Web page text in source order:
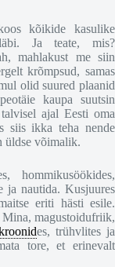
kõikide kasulike
Ja teate, mis?
mahlakust me siin
krõmpsud, samas
olid suured plaanid
kaupa suutsin
ajal Eesti oma
siis ikka teha nende
üldse võimalik.
hommikusöökides,
ja nautida. Kusjuures
eriti hästi esile.
Mina, magustoidufriik,
es, trühvlites ja
tore, et erinevalt